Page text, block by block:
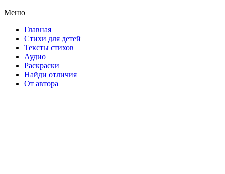
Меню
Главная
Стихи для детей
Тексты стихов
Аудио
Раскраски
Найди отличия
От автора